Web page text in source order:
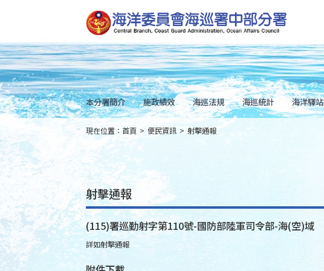
到
主
要
內
容
Skip
to
main
content
本分署簡介 施政績效 海巡法規 海巡統計 海洋驛站
::: 現在位置： 首頁 > 便民資訊 > 射擊通報
射擊通報
(115)署巡勤射字第110號-國防部陸軍司令部-海(空)域
詳如射擊通報